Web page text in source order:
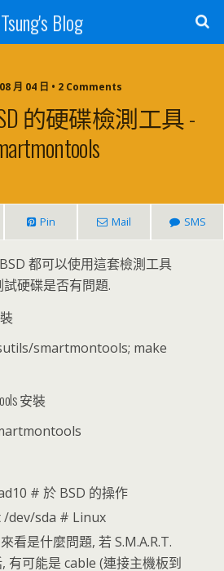
Tsung's Blog
月 04 日 • 2 Comments
的硬碟檢測工具 -
Pin Mail SMS
都可以使用這套檢測工具
硬碟是否有問題.
smartmontools; make
安裝
# 於 BSD 的操作
dev/sda # Linux
來看是什麼問題, 若 S.M.A.R.T.
有可能是 cable (連接主機板到